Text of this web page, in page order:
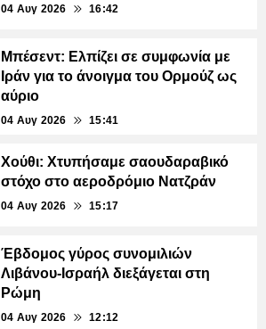
04 Αυγ 2026 16:42
Μπέσεντ: Ελπίζει σε συμφωνία με
Ιράν για το άνοιγμα του Ορμούζ ως
αύριο
04 Αυγ 2026 15:41
Χούθι: Χτυπήσαμε σαουδαραβικό
στόχο στο αεροδρόμιο Νατζράν
04 Αυγ 2026 15:17
Έβδομος γύρος συνομιλιών
Λιβάνου-Ισραήλ διεξάγεται στη
Ρώμη
04 Αυγ 2026 12:12